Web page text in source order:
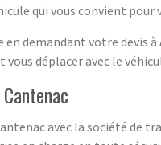
qui vous convient
demandant votre devis à
déplacer avec le
avec la société de